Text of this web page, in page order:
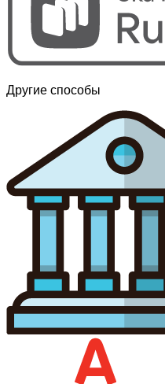
Другие способы